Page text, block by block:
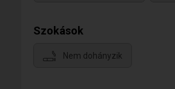
Szokások
Nem dohányzik